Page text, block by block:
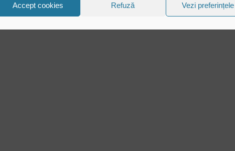
Accept cookies Refuză Vezi preferințele